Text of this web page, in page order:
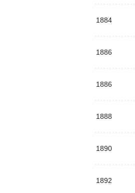
1884
1886
1886
1888
1890
1892